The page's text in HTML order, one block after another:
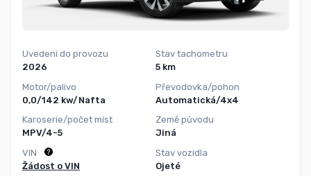
Uvedení do provozu
2026
Motor/palivo
0,0/142 kw/Nafta
Karoserie/počet míst
MPV/4-5
Stav tachometru
5 km
Převodovka/pohon
Automatická/4x4
Země původu
Jiná
VIN
Žádost o VIN
Stav vozidla
Ojeté